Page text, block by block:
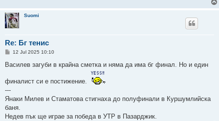
Suomi
Re: Бг тенис
P
s
12 Jul 2025 10:10
Василев загуби в крайна сметка и няма да има бг финал. Но и един
финалист си е постижение.
---
Янаки Милев и Стаматова стигнаха до полуфинали в Куршумлийска
баня.
Недев пък ще играе за победа в УТР в Пазарджик.